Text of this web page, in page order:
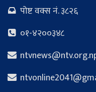
पोष्ट वक्स नं. ३८२६
०१-४२००३४८